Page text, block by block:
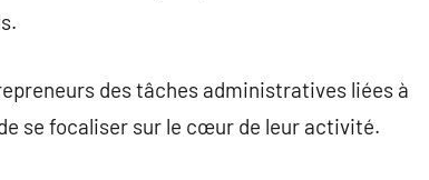
des tâches administratives liées à
se focaliser sur le cœur de leur activité.